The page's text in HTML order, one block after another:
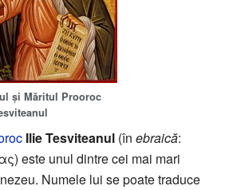
și Măritul Prooroc
Ilie Tesviteanul (în ebraică:
este unul dintre cei mai mari
Numele lui se poate traduce